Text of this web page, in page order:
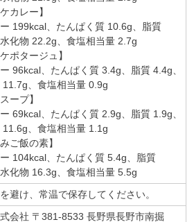
カレー】
199kcal、たんぱく質 10.6g、脂質
化物 22.2g、食塩相当量 2.7g
ポタージュ】
96kcal、たんぱく質 3.4g、脂質 4.4g、
11.7g、食塩相当量 0.9g
ープ】
69kcal、たんぱく質 2.9g、脂質 1.9g、
11.6g、食塩相当量 1.1g
ご飯の素】
104kcal、たんぱく質 5.4g、脂質
化物 16.3g、食塩相当量 5.5g
避け、常温で保存してください。
会社 〒381-8533 長野県長野市南掘